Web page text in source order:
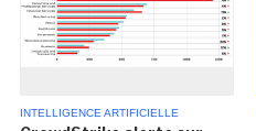
INTELLIGENCE ARTIFICIELLE